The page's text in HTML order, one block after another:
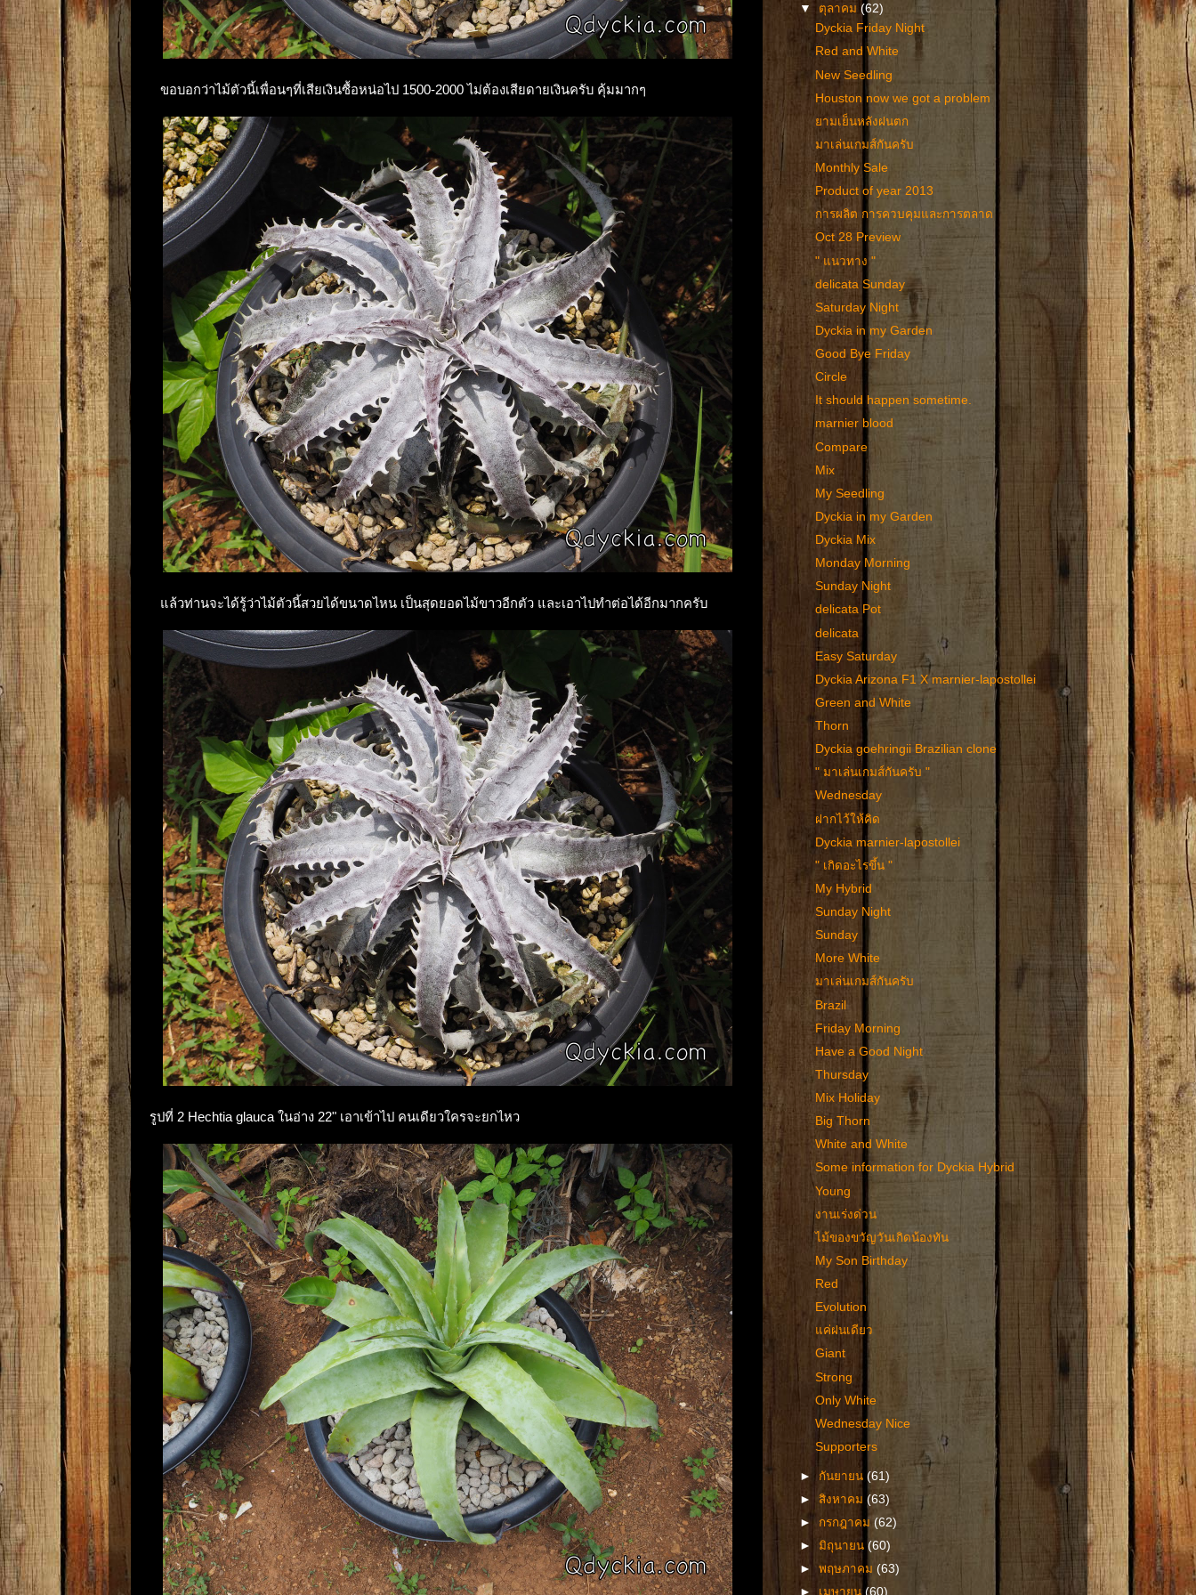
ขอบอกว่าไม้ตัวนี้เพื่อนๆที่เสียเงินซื้อหน่อไป 1500-2000 ไม่ต้องเสียดายเงินครับ คุ้มมากๆ
แล้วท่านจะได้รู้ว่าไม้ตัวนี้สวยได้ขนาดไหน เป็นสุดยอดไม้ขาวอีกตัว และเอาไปทำต่อได้อีกมากครับ
รูปที่ 2 Hechtia glauca ในอ่าง 22" เอาเข้าไป คนเดียวใครจะยกไหว
▼ ตุลาคม(62)
Dyckia Friday Night
Red and White
New Seedling
Houston now we got a problem
ยามเย็นหลังฝนตก
มาเล่นเกมส์กันครับ
Monthly Sale
Product of year 2013
การผลิต การควบคุมและการตลาด
Oct 28 Preview
" แนวทาง "
delicata Sunday
Saturday Night
Dyckia in my Garden
Good Bye Friday
Circle
It should happen sometime.
marnier blood
Compare
Mix
My Seedling
Dyckia in my Garden
Dyckia Mix
Monday Morning
Sunday Night
delicata Pot
delicata
Easy Saturday
Dyckia Arizona F1 X marnier-lapostollei
Green and White
Thorn
Dyckia goehringii Brazilian clone
" มาเล่นเกมส์กันครับ "
Wednesday
ฝากไว้ให้คิด
Dyckia marnier-lapostollei
" เกิดอะไรขึ้น "
My Hybrid
Sunday Night
Sunday
More White
มาเล่นเกมส์กันครับ
Brazil
Friday Morning
Have a Good Night
Thursday
Mix Holiday
Big Thorn
White and White
Some information for Dyckia Hybrid
Young
งานเร่งด่วน
ไม้ของขวัญวันเกิดน้องทัน
My Son Birthday
Red
Evolution
แค่ฝนเดียว
Giant
Strong
Only White
Wednesday Nice
Supporters
► กันยายน(61)
►สิงหาคม(63)
► กรกฎาคม(62)
►มิถุนายน(60)
►พฤษภาคม(63)
► เมษายน(60)